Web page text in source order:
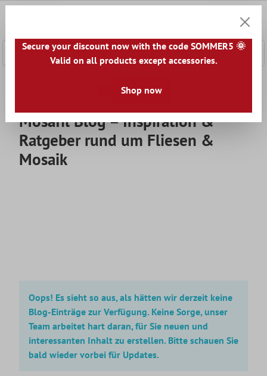
Mosafil Blog – Inspiration &
Ratgeber rund um Fliesen &
Mosaik
Oops! Es sieht so aus, als hätten wir derzeit keine
Blog-Einträge zur Verfügung. Keine Sorge, unser
Team arbeitet hart daran, für Sie neuen und
interessanten Inhalt zu erstellen. Bitte schauen Sie
bald wieder vorbei für Updates.
Secure your discount now with the code SOMMER5 🌞
Valid on all products except accessories.
Shop now